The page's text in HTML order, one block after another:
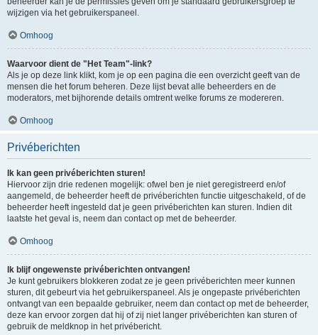
wijzigen via het gebruikerspaneel.
Omhoog
Waarvoor dient de "Het Team"-link?
Als je op deze link klikt, kom je op een pagina die een overzicht geeft van de
mensen die het forum beheren. Deze lijst bevat alle beheerders en de
moderators, met bijhorende details omtrent welke forums ze modereren.
Omhoog
Privéberichten
Ik kan geen privéberichten sturen!
Hiervoor zijn drie redenen mogelijk: ofwel ben je niet geregistreerd en/of
aangemeld, de beheerder heeft de privéberichten functie uitgeschakeld, of de
beheerder heeft ingesteld dat je geen privéberichten kan sturen. Indien dit
laatste het geval is, neem dan contact op met de beheerder.
Omhoog
Ik blijf ongewenste privéberichten ontvangen!
Je kunt gebruikers blokkeren zodat ze je geen privéberichten meer kunnen
sturen, dit gebeurt via het gebruikerspaneel. Als je ongepaste privéberichten
ontvangt van een bepaalde gebruiker, neem dan contact op met de beheerder,
deze kan ervoor zorgen dat hij of zij niet langer privéberichten kan sturen of
gebruik de meldknop in het privébericht.